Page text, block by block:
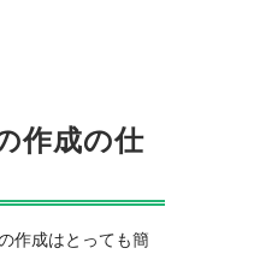
作成の仕
作成はとっても簡